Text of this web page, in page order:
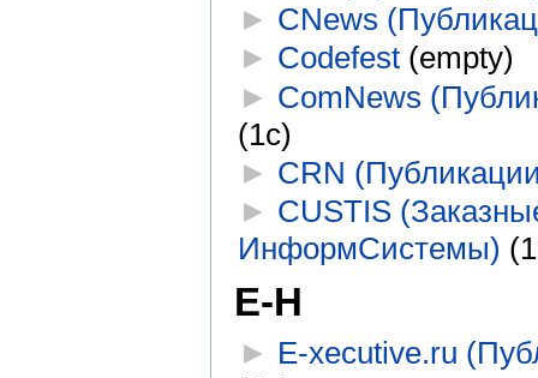
► CNews
► Codefest (empty)
► ComNews
(1с)
► CRN
► CUSTIS
ИнформСистемы)
E-H
► E-xecutive.ru